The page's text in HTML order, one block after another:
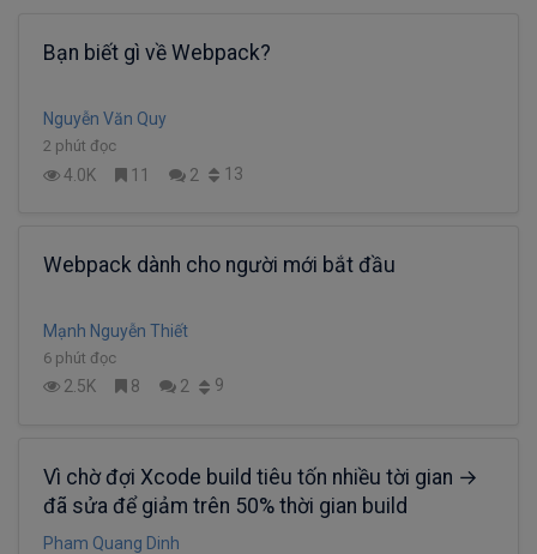
Bạn biết gì về Webpack?
Nguyễn Văn Quy
2 phút đọc
4.0K 11 2 13
Webpack dành cho người mới bắt đầu
Mạnh Nguyễn Thiết
6 phút đọc
2.5K 8 2 9
Vì chờ đợi Xcode build tiêu tốn nhiều tời gian →
đã sửa để giảm trên 50% thời gian build
Pham Quang Dinh